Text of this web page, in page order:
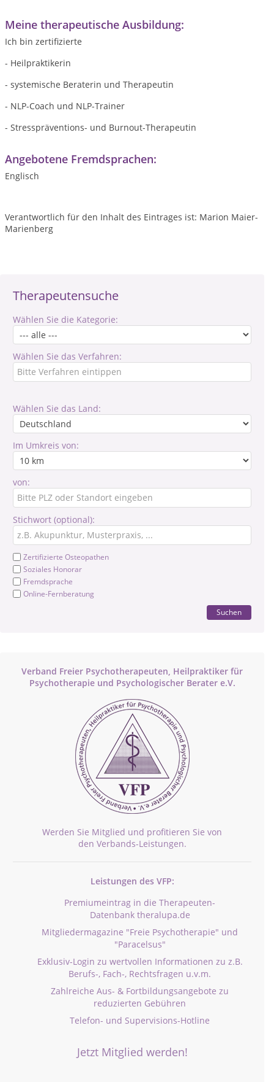
Therapeutensuche
Wählen Sie die Kategorie:
Wählen Sie das Verfahren:
Wählen Sie das Land:
Im Umkreis von:
von:
Stichwort (optional):
Zertifizierte Osteopathen
Soziales Honorar
Fremdsprache
Online-Fernberatung
Suchen
Verband Freier Psychotherapeuten, Heilpraktiker für
Psychotherapie und Psychologischer Berater e.V.
Werden Sie Mitglied und profitieren Sie von
den Verbands-Leistungen.
Leistungen des VFP:
Premiumeintrag in die Therapeuten-
Datenbank theralupa.de
Mitgliedermagazine "Freie Psychotherapie" und
"Paracelsus"
Exklusiv-Login zu wertvollen Informationen zu z.B.
Berufs-, Fach-, Rechtsfragen u.v.m.
Zahlreiche Aus- & Fortbildungsangebote zu
reduzierten Gebühren
Telefon- und Supervisions-Hotline
Jetzt Mitglied werden!
Meine therapeutische Ausbildung:
Ich bin zertifizierte
- Heilpraktikerin
- systemische Beraterin und Therapeutin
- NLP-Coach und NLP-Trainer
- Stresspräventions- und Burnout-Therapeutin
Angebotene Fremdsprachen:
Englisch
Verantwortlich für den Inhalt des Eintrages ist: Marion Maier-
Marienberg